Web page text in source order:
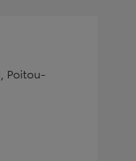
Poitou-